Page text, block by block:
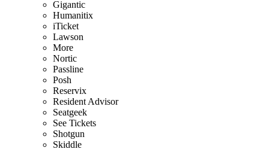
Gigantic
Humanitix
iTicket
Lawson
More
Nortic
Passline
Posh
Reservix
Resident Advisor
Seatgeek
See Tickets
Shotgun
Skiddle